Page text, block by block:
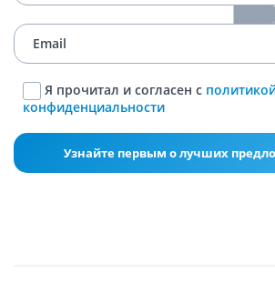
Я прочитал и согласен с
конфиденциальности
Узнайте первым о лучших